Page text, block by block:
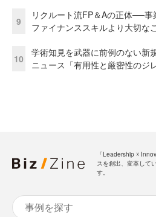
9
リクルート流FP＆Aの正体──事
ファイナンススキルより大切な
10
学術知見を武器に前例のない新
ニュース「有用性と厳密性のジ
「Leadership ☓
スを創出、変革して
す。